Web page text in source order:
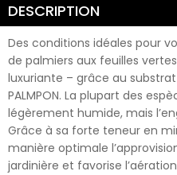
DESCRIPTION
Des conditions idéales pour
de palmiers aux feuilles
luxuriante – grâce au
PALMPON. La plupart des
légèrement humide, mais
Grâce à sa forte teneur en
manière optimale
jardinière et favorise